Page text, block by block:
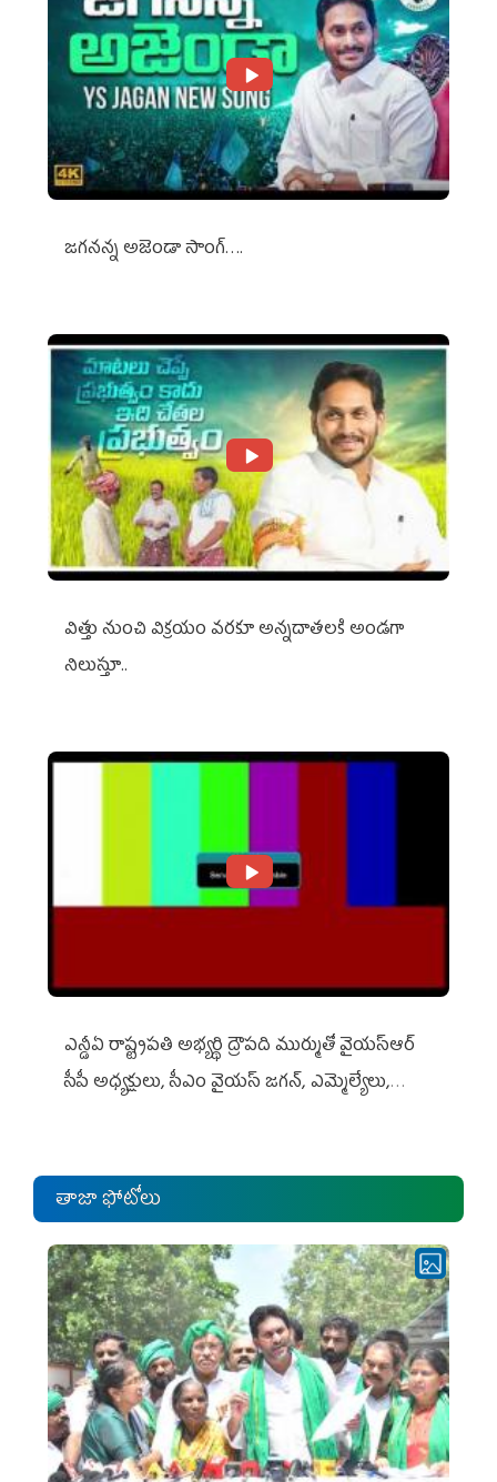
జగనన్న అజెండా సాంగ్….
విత్తు నుంచి విక్రయం వరకూ అన్నదాతలకి అండగా
నిలుస్తూ..
ఎన్డీఏ రాష్ట్ర‌ప‌తి అభ్య‌ర్థి ద్రౌప‌ది ముర్ముతో వైయ‌స్ఆర్
సీపీ అధ్య‌క్షులు, సీఎం వైయ‌స్ జ‌గ‌న్, ఎమ్మెల్యేలు,
తాజా ఫోటోలు